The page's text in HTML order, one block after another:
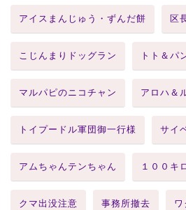
アイスまんじゅう・ずんだ餅 区
こじんまりドッグラン トト＆パ
マルパピのニコチャン アロハ＆
トイプードル軍団御一行様 サイ
アムちゃんテンちゃん １００キ
クマ出没注意 事務所撤去